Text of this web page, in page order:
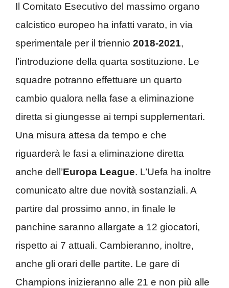
Il Comitato Esecutivo del massimo organo
calcistico europeo ha infatti varato, in via
sperimentale per il triennio 2018-2021,
l’introduzione della quarta sostituzione. Le
squadre potranno effettuare un quarto
cambio qualora nella fase a eliminazione
diretta si giungesse ai tempi supplementari.
Una misura attesa da tempo e che
riguarderà le fasi a eliminazione diretta
anche dell’Europa League. L’Uefa ha inoltre
comunicato altre due novità sostanziali. A
partire dal prossimo anno, in finale le
panchine saranno allargate a 12 giocatori,
rispetto ai 7 attuali. Cambieranno, inoltre,
anche gli orari delle partite. Le gare di
Champions inizieranno alle 21 e non più alle